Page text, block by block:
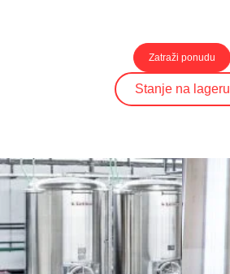
Zatraži ponudu
Stanje na lageru